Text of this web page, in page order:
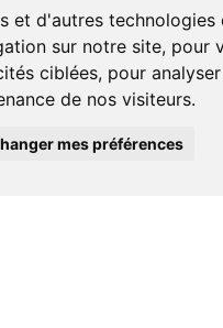
et d'autres
sur notre site, pour
ciblées, pour
de nos visiteurs.
mes préférences
Jeanne d' Harcourt, 80300 Albert.
ordonnance.
et iPod touch), ou sur Google Play
Bancontact, PayPal.